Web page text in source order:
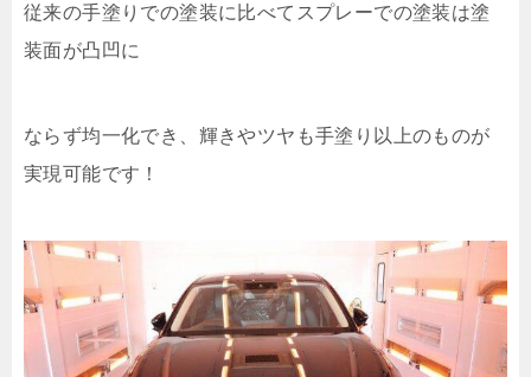
従来の手塗りでの塗装に比べてスプレーでの塗装は塗
装面が凸凹に
ならず均一化でき、輝きやツヤも手塗り以上のものが
実現可能です！